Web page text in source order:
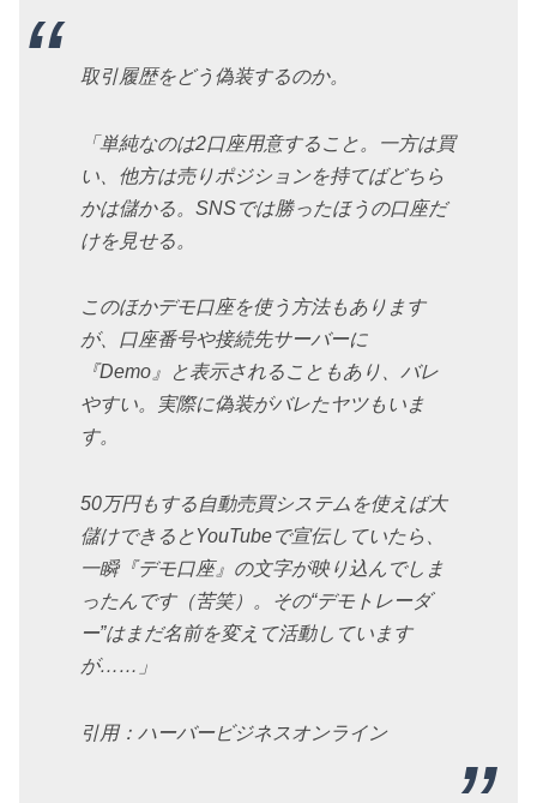
取引履歴をどう偽装するのか。
「単純なのは2口座用意すること。一方は買
い、他方は売りポジションを持てばどちら
かは儲かる。SNSでは勝ったほうの口座だ
けを見せる。
このほかデモ口座を使う方法もあります
が、口座番号や接続先サーバーに
『Demo』と表示されることもあり、バレ
やすい。実際に偽装がバレたヤツもいま
す。
50万円もする自動売買システムを使えば大
儲けできるとYouTubeで宣伝していたら、
一瞬『デモ口座』の文字が映り込んでしま
ったんです（苦笑）。その“デモトレーダ
ー”はまだ名前を変えて活動しています
が……」
引用：ハーバービジネスオンライン